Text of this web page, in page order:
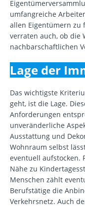
umfangreiche
allen Eigentümern zu
verraten auch, ob die
nachbarschaftlichen
Lage der
Das wichtigste
geht, ist die Lage.
Anforderungen
unveränderliche
Ausstattung und
Wohnraum selbst
eventuell aufstocken.
Nähe zu
Menschen zählt
Berufstätige die
Verkehrsnetz. Auch